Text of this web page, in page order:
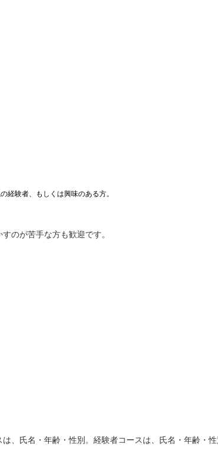
経験者、もしく は興味のある方。
のが苦手な方も歓迎です。
、氏名・年齢・性別。経験者コースは、氏名・年齢・